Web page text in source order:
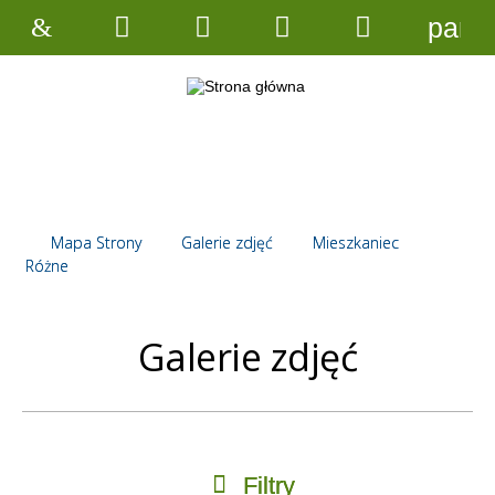
Mapa Strony Galerie zdjęć
Mieszkaniec
Różne
Galerie zdjęć
Filtry
StronaWyszukiwarka
Narzędzia
Menu
główne
Menu
panel